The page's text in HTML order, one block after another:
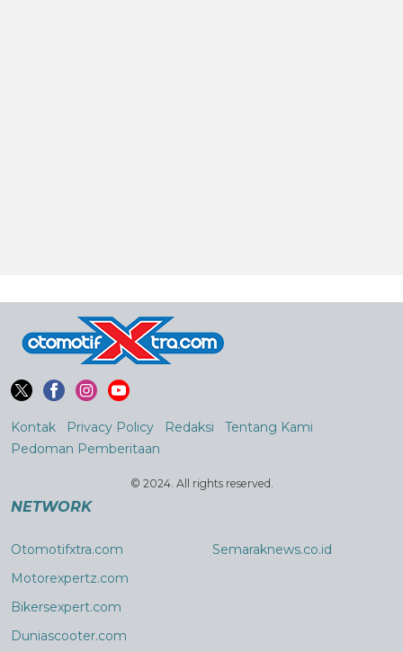
Kontak Privacy Policy Redaksi
Tentang Kami
Pedoman Pemberitaan
© 2024. All rights reserved.
NETWORK
Otomotifxtra.com
Motorexpertz.com
Bikersexpert.com
Duniascooter.com
Semaraknews.co.id